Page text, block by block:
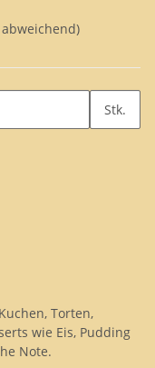
Stk.
Torten,
wie Eis, Pudding
Note.